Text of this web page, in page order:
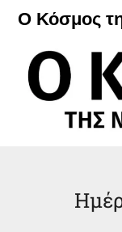
Μετάβαση
περιεχόμενο
Ο Κόσμος